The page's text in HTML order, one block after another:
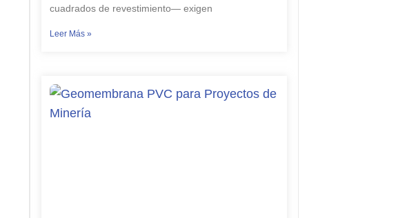
cuadrados de revestimiento— exigen
Leer Más »